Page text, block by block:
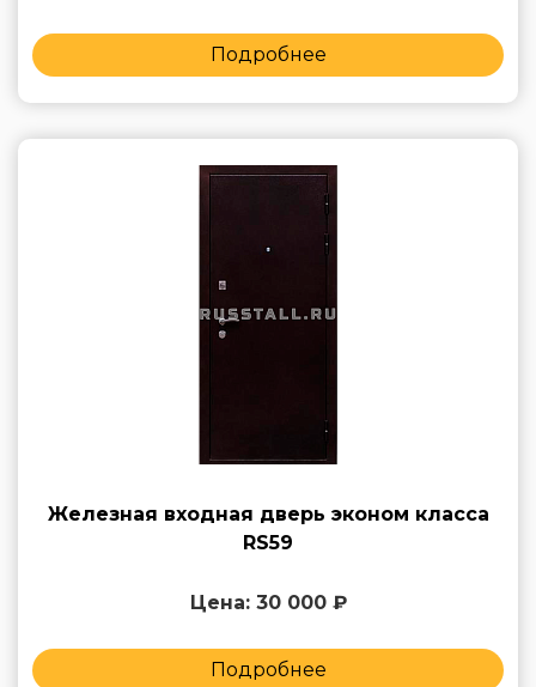
Подробнее
Железная входная дверь эконом класса
RS59
Цена: 30 000 ₽
Подробнее